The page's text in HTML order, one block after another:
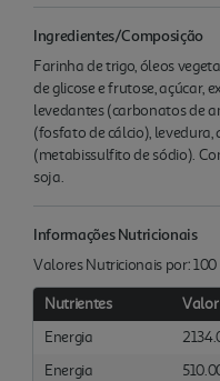
Ingredientes/Composição
Farinha de trigo, óleos
de glicose e frutose, açúcar,
levedantes (carbonatos de
(fosfato de cálcio),
(metabissulfito de sódio).
soja.
Informações Nutricionais
Valores Nutricionais por:
Nutrientes Valor
Energia
Energia